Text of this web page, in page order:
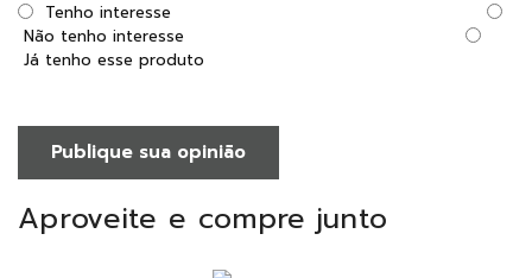
Tenho interesse
Não tenho interesse
Já tenho esse produto
Publique sua opinião
Aproveite e compre junto